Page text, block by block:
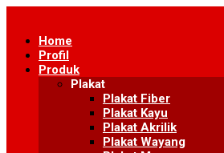
contentHome
Profil
Produk
Plakat
Plakat Fiber
Plakat Kayu
Plakat Akrilik
Plakat Wayang